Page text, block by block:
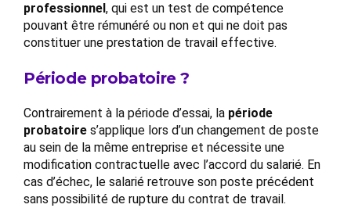
professionnel , qui est un test de compétence
pouvant être rémunéré ou non et qui ne doit pas
constituer une prestation de travail effective.
Période probatoire ?
Contrairement à la période d’essai, la période
probatoire s’applique lors d’un changement de poste
au sein de la même entreprise et nécessite une
modification contractuelle avec l’accord du salarié. En
cas d’échec, le salarié retrouve son poste précédent
sans possibilité de rupture du contrat de travail.